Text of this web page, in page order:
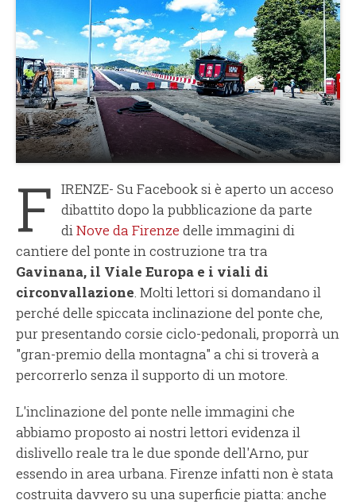
F IRENZE- Su Facebook si è aperto un acceso
dibattito dopo la pubblicazione da parte
diNove da Firenze delle immagini di
cantiere del ponte in costruzione tra tra
Gavinana, il Viale Europa e i viali di
circonvallazione. Molti lettori si domandano il
perché delle spiccata inclinazione del ponte che,
pur presentando corsie ciclo-pedonali, proporrà un
"gran-premio della montagna" a chi si troverà a
percorrerlo senza il supporto di un motore.
L'inclinazione del ponte nelle immagini che
abbiamo proposto ai nostri lettori evidenza il
dislivello reale tra le due sponde dell'Arno, pur
essendo in area urbana. Firenze infatti non è stata
costruita davvero su una superficie piatta: anche